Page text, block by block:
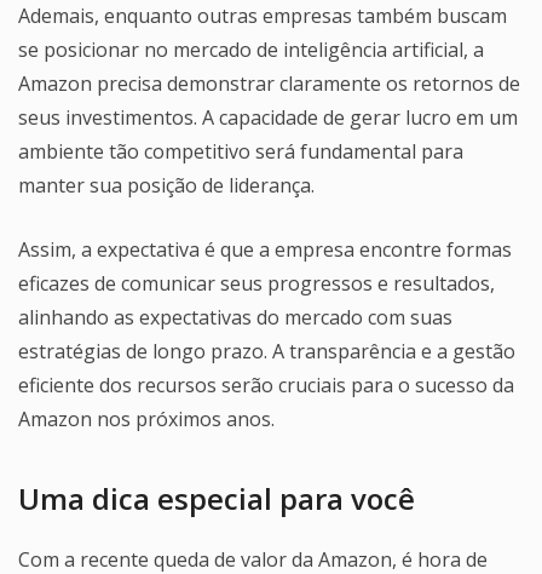
Ademais, enquanto outras empresas também buscam
se posicionar no mercado de inteligência artificial, a
Amazon precisa demonstrar claramente os retornos de
seus investimentos. A capacidade de gerar lucro em um
ambiente tão competitivo será fundamental para
manter sua posição de liderança.
Assim, a expectativa é que a empresa encontre formas
eficazes de comunicar seus progressos e resultados,
alinhando as expectativas do mercado com suas
estratégias de longo prazo. A transparência e a gestão
eficiente dos recursos serão cruciais para o sucesso da
Amazon nos próximos anos.
Uma dica especial para você
Com a recente queda de valor da Amazon, é hora de